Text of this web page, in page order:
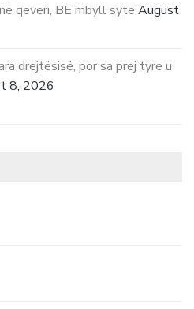
qeveri, BE mbyll sytë August
drejtësisë, por sa prej tyre u
8, 2026